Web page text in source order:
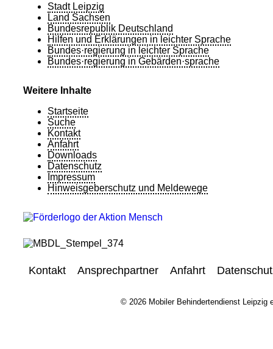
Stadt Leipzig
Land Sachsen
Bundesrepublik Deutschland
Hilfen und Erklärungen in leichter Sprache
Bundes·regierung in leichter Sprache
Bundes·regierung in Gebärden·sprache
Weitere Inhalte
Startseite
Suche
Kontakt
Anfahrt
Downloads
Datenschutz
Impressum
Hinweisgeberschutz und Meldewege
Kontakt Ansprechpartner Anfahrt
© 2026 Mobiler Behindertendienst Leipzig